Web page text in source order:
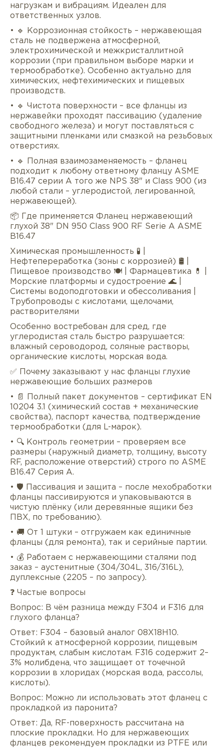
нагрузкам и вибрациям. Идеален для
ответственных узлов.
• 🔹 Коррозионная стойкость – нержавеющая
сталь не подвержена атмосферной,
электрохимической и межкристаллитной
коррозии (при правильном выборе марки и
термообработке). Особенно актуально для
химических, нефтехимических и пищевых
производств.
• 🔹 Чистота поверхности – все фланцы из
нержавейки проходят пассивацию (удаление
свободного железа) и могут поставляться с
защитными пленками или смазкой на резьбовых
отверстиях.
• 🔹 Полная взаимозаменяемость – фланец
подходит к любому ответному фланцу ASME
B16.47 серии A того же NPS 38" и Class 900 (из
любой стали – углеродистой, легированной,
нержавеющей).
📦 Где применяется Фланец нержавеющий
глухой 38" DN 950 Class 900 RF Serie А ASME
B16.47
Химическая промышленность 🧪 |
Нефтепереработка (зоны с коррозией) 🛢 |
Пищевое производство 🍽 | Фармацевтика 💊 |
Морские платформы и судостроение 🌊 |
Системы водоподготовки и обессоливания |
Трубопроводы с кислотами, щелочами,
растворителями
Особенно востребован для сред, где
углеродистая сталь быстро разрушается:
влажный сероводород, соляные растворы,
органические кислоты, морская вода.
✅ Почему заказывают у нас фланцы глухие
нержавеющие больших размеров
• 📄 Полный пакет документов – сертификат EN
10204 3.1 (химический состав + механические
свойства), паспорт качества, подтверждение
термообработки (для L-марок).
• 🔍 Контроль геометрии – проверяем все
размеры (наружный диаметр, толщину, высоту
RF, расположение отверстий) строго по ASME
B16.47 Серия A.
• 🛡 Пассивация и защита – после мехобработки
фланцы пассивируются и упаковываются в
чистую плёнку (или деревянные ящики без
ПВХ, по требованию).
• 🚚 От 1 штуки – отгружаем как единичные
фланцы (для ремонта), так и серийные партии.
• 💰 Работаем с нержавеющими сталями под
заказ – аустенитные (304/304L, 316/316L),
дуплексные (2205 – по запросу).
❓ Частые вопросы
Вопрос: В чём разница между F304 и F316 для
глухого фланца?
Ответ: F304 – базовый аналог 08Х18Н10.
Стойкий к атмосферной коррозии, пищевым
продуктам, слабым кислотам. F316 содержит 2–
3% молибдена, что защищает от точечной
коррозии в хлоридах (морская вода, рассолы,
кислоты).
Вопрос: Можно ли использовать этот фланец с
прокладкой из паронита?
Ответ: Да, RF-поверхность рассчитана на
плоские прокладки. Но для нержавеющих
фланцев рекомендуем прокладки из PTFE или